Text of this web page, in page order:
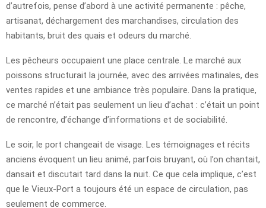
d’autrefois, pense d’abord à une activité permanente : pêche,
artisanat, déchargement des marchandises, circulation des
habitants, bruit des quais et odeurs du marché.
Les pêcheurs occupaient une place centrale. Le marché aux
poissons structurait la journée, avec des arrivées matinales, des
ventes rapides et une ambiance très populaire. Dans la pratique,
ce marché n’était pas seulement un lieu d’achat : c’était un point
de rencontre, d’échange d’informations et de sociabilité.
Le soir, le port changeait de visage. Les témoignages et récits
anciens évoquent un lieu animé, parfois bruyant, où l’on chantait,
dansait et discutait tard dans la nuit. Ce que cela implique, c’est
que le Vieux-Port a toujours été un espace de circulation, pas
seulement de commerce.